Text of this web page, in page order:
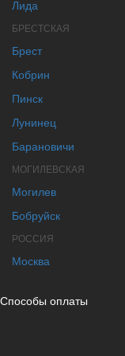
Лида
БРЕСТСКАЯ
Брест
Кобрин
Пинск
Лунинец
Барановичи
МОГИЛЕВСКАЯ
Могилев
Бобруйск
РОССИЯ
Москва
Способы оплаты